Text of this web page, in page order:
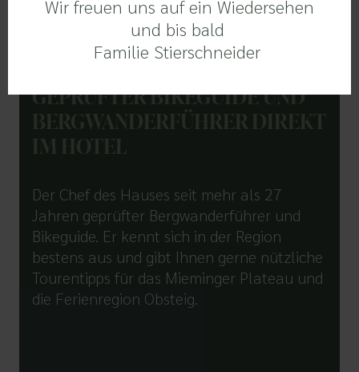
GEPRÜFTER BIKEGUIDE UND
Der Chef des Hauses seit mehr als 27
Jahren geprüfter Bergwanderführer und
Bikeguide. Er kennt sich in der Region
bestens aus und gibt Ihnen gerne nützliche
Tourentipps für das Mieminger Plateau und
die Ferienregion Obsteig.
Wir freuen uns auf ein Wiedersehen
und bis bald
Familie Stierschneider